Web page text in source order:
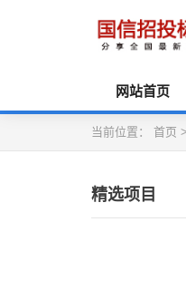
网站首页
当前位置： 首页 >
精选项目